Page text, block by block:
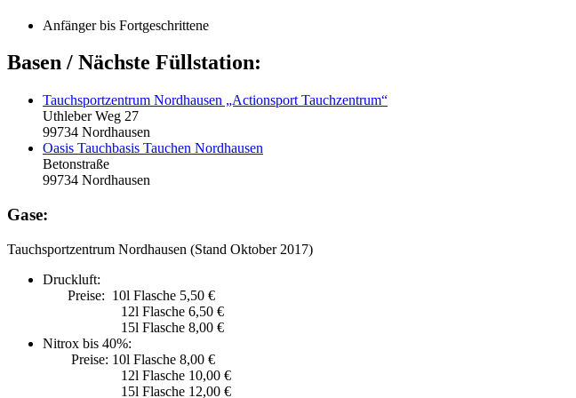
Anfänger bis Fortgeschrittene
Basen / Nächste Füllstation:
Tauchsportzentrum Nordhausen „Actionsport Tauchzentrum“
Uthleber Weg 27
99734 Nordhausen
Oasis Tauchbasis Tauchen Nordhausen
Betonstraße
99734 Nordhausen
Gase:
Tauchsportzentrum Nordhausen (Stand Oktober 2017)
Druckluft:
Preise: 10l Flasche 5,50 €
12l Flasche 6,50 €
15l Flasche 8,00 €
Nitrox bis 40%:
Preise: 10l Flasche 8,00 €
12l Flasche 10,00 €
15l Flasche 12,00 €